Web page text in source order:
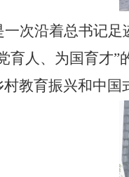
次沿着总书记
育人、为国育才
教育振兴和中